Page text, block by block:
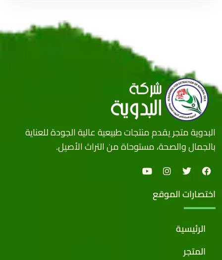
البدوية متجر يقدم منتجات طبيعية عالية الجودة للعناية
بالجمال والصحة، مستوحاة من التراث الأصيل.
اختصارات الموقع
الرئيسية
المتجر